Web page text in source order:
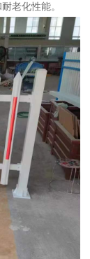
老化性能。